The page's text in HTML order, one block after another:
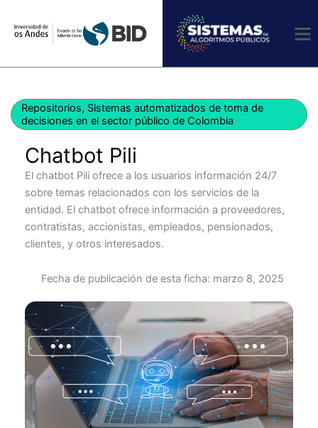
Repositorios, Sistemas automatizados de toma de
decisiones en el sector público de Colombia
Chatbot Pili
El chatbot Pili ofrece a los usuarios información 24/7
sobre temas relacionados con los servicios de la
entidad. El chatbot ofrece información a proveedores,
contratistas, accionistas, empleados, pensionados,
clientes, y otros interesados.
Fecha de publicación de esta ficha: marzo 8, 2025